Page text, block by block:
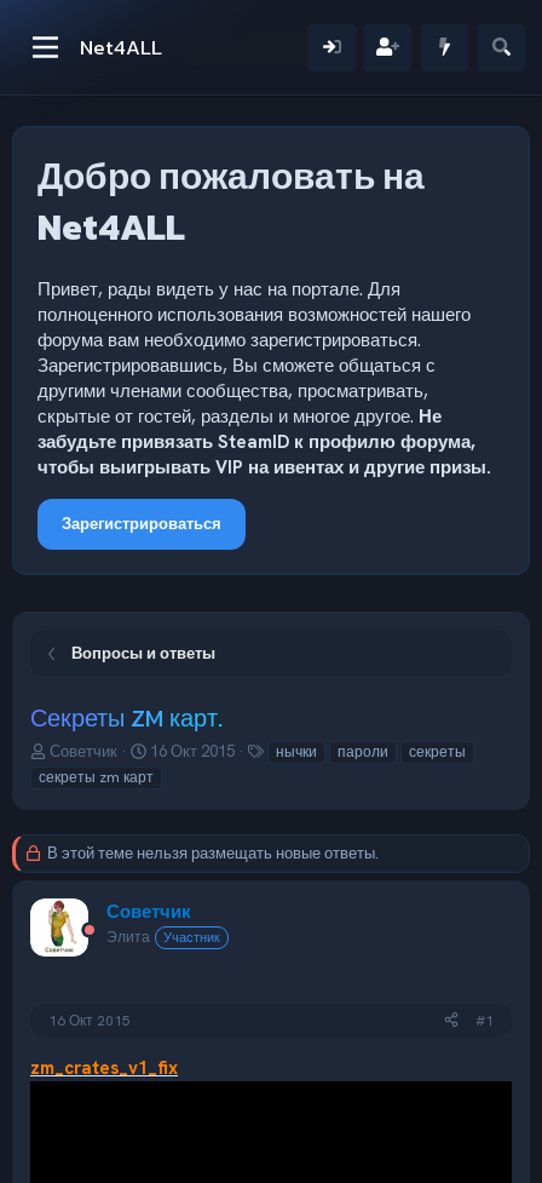
Net4ALL
Добро пожаловать на
Net4ALL
Привет, рады видеть у нас на портале. Для
полноценного использования возможностей нашего
форума вам необходимо зарегистрироваться.
Зарегистрировавшись, Вы сможете общаться с
другими членами сообщества, просматривать,
скрытые от гостей, разделы и многое другое. Не
забудьте привязать SteamID к профилю форума,
чтобы выигрывать VIP на ивентах и другие призы.
Зарегистрироваться
Вопросы и ответы
Секреты ZM карт.
А
в
т
р
т
м
ы
Советчик
Д
а
т
н
а
л
а
16 Окт 2015
Т нычки пароли
секреты
секреты zm карт
В этой теме нельзя размещать новые ответы.
Советчик
Элита Участник
16 Окт 2015 #1
zm_crates_v1_fix